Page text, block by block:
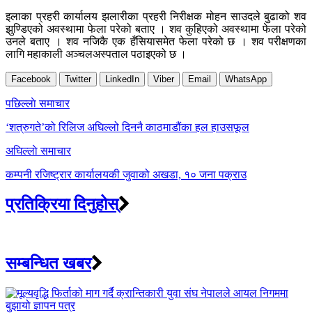
इलाका प्रहरी कार्यालय झलारीका प्रहरी निरीक्षक मोहन साउदले बुढाको शव
झुण्डिएको अवस्थामा फेला परेको बताए । शव कुहिएको अवस्थामा फेला परेको
उनले बताए । शव नजिकै एक हँसियासमेत फेला परेको छ । शव परीक्षणका
लागि महाकाली अञ्चलअस्पताल पठाइएको छ ।
Facebook Twitter LinkedIn Viber Email WhatsApp
Post
navigation
पछिल्लाे समाचार
‘शत्रुगते’को रिलिज अघिल्लो दिननै काठमाडौंका हल हाउसफूल
अघिल्लाे समाचार
कम्पनी रजिष्ट्रार कार्यालयकी जुवाको अखडा, १० जना पक्राउ
प्रतिक्रिया दिनुहोस्
सम्बन्धित खबर